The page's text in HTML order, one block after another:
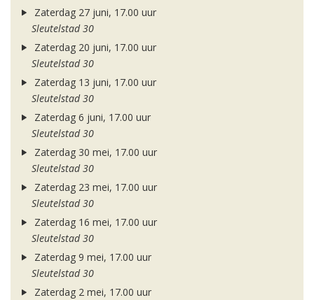
Zaterdag 27 juni, 17.00 uur
Sleutelstad 30
Zaterdag 20 juni, 17.00 uur
Sleutelstad 30
Zaterdag 13 juni, 17.00 uur
Sleutelstad 30
Zaterdag 6 juni, 17.00 uur
Sleutelstad 30
Zaterdag 30 mei, 17.00 uur
Sleutelstad 30
Zaterdag 23 mei, 17.00 uur
Sleutelstad 30
Zaterdag 16 mei, 17.00 uur
Sleutelstad 30
Zaterdag 9 mei, 17.00 uur
Sleutelstad 30
Zaterdag 2 mei, 17.00 uur